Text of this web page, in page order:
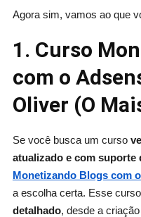
Agora sim, vamos ao que
1. Curso
com o
Oliver (O
Se você busca um curso
atualizado e com suporte
Monetizando Blogs com
a escolha certa. Esse
detalhado, desde a